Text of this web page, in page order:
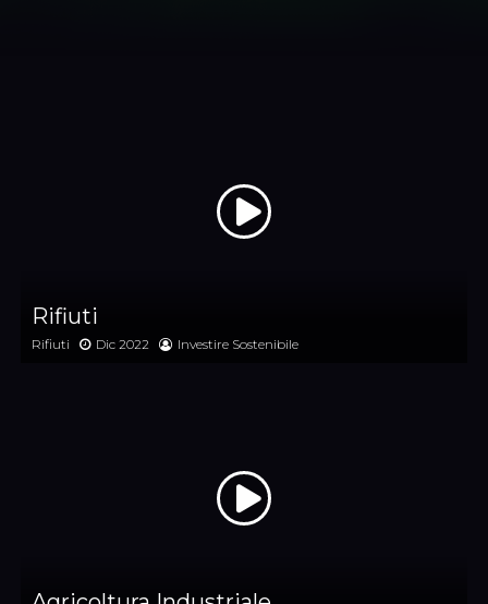
Rifiuti
Rifiuti Dic 2022 Investire Sostenibile